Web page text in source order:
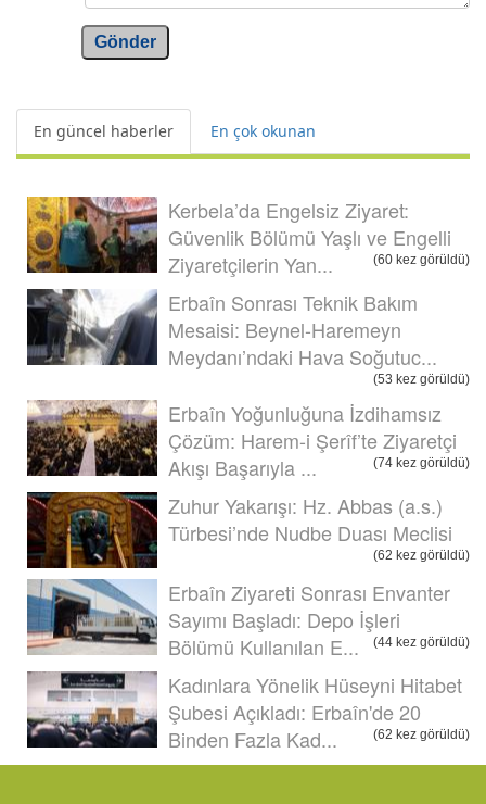
Gönder
En güncel haberler En çok okunan
Kerbela’da Engelsiz Ziyaret:
Güvenlik Bölümü Yaşlı ve Engelli
Ziyaretçilerin Yan...
(60 kez görüldü)
Erbaîn Sonrası Teknik Bakım
Mesaisi: Beynel-Haremeyn
Meydanı’ndaki Hava Soğutuc...
(53 kez görüldü)
Erbaîn Yoğunluğuna İzdihamsız
Çözüm: Harem-i Şerîf’te Ziyaretçi
Akışı Başarıyla ...
(74 kez görüldü)
Zuhur Yakarışı: Hz. Abbas (a.s.)
Türbesi’nde Nudbe Duası Meclisi
(62 kez görüldü)
Erbaîn Ziyareti Sonrası Envanter
Sayımı Başladı: Depo İşleri
Bölümü Kullanılan E...
(44 kez görüldü)
Kadınlara Yönelik Hüseyni Hitabet
Şubesi Açıkladı: Erbaîn'de 20
Binden Fazla Kad...
(62 kez görüldü)